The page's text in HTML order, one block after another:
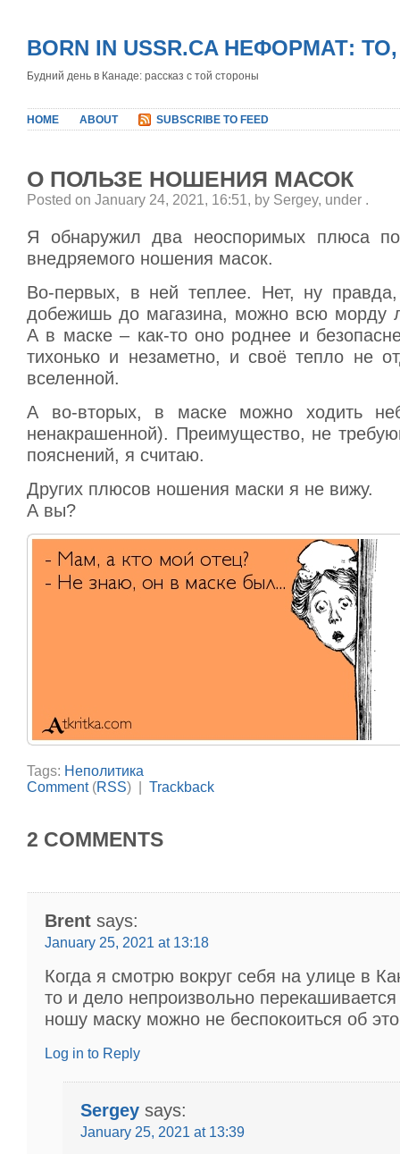
BORN IN USSR.CA НЕФОРМАТ:
Будний день в Канаде: рассказ с той стороны
HOME ABOUT SUBSCRIBE TO FEED
О ПОЛЬЗЕ НОШЕНИЯ МАСОК
Posted on January 24, 2021, 16:51, by Sergey, under .
Я обнаружил два неоспоримых плюса
внедряемого ношения масок.
Во-первых, в ней теплее. Нет, ну
добежишь до магазина, можно всю морду
А в маске – как-то оно роднее и
тихонько и незаметно, и своё тепло не
вселенной.
А во-вторых, в маске можно ходить
ненакрашенной). Преимущество, не
пояснений, я считаю.
Других плюсов ношения маски я не вижу.
А вы?
Tags: Неполитика
Comment(RSS) | Trackback
2 COMMENTS
Brent says:
January 25, 2021 at 13:18
Когда я смотрю вокруг себя на улице в
то и дело непроизвольно
ношу маску можно не беспокоиться об
Log in to Reply
Sergey says:
January 25, 2021 at 13:39